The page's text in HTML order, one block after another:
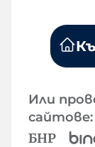
Или
сайтове:
БНР